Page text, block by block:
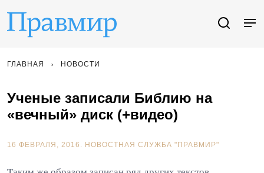
ГЛАВНАЯ НОВОСТИ
Ученые записали Библию на
«вечный» диск (+видео)
16 ФЕВРАЛЯ, 2016. НОВОСТНАЯ СЛУЖБА "ПРАВМИР"